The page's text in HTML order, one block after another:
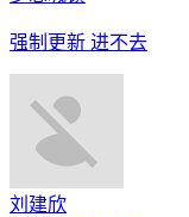
强制更新 进不去
刘建欣